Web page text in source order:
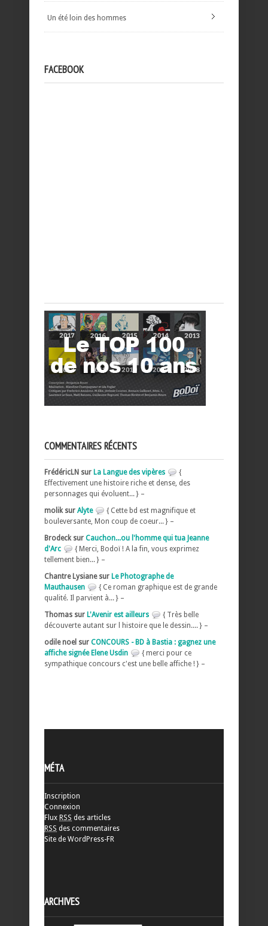
Un été loin des hommes
FACEBOOK
COMMENTAIRES RÉCENTS
FrédéricLN sur La Langue des vipères
{
Effectivement une histoire riche et dense, des
personnages qui évoluent... } –
molik sur Alyte
{ Cette bd est magnifique et
bouleversante, Mon coup de coeur... } –
Brodeck sur Cauchon...ou l'homme qui tua Jeanne
d'Arc
{ Merci, Bodoï ! A la fin, vous exprimez
tellement bien... } –
Chantre Lysiane sur Le Photographe de
Mauthausen
{ Ce roman graphique est de grande
qualité. Il parvient à... } –
Thomas sur L'Avenir est ailleurs
{ Très belle
découverte autant sur l histoire que le dessin.... } –
odile noel sur CONCOURS - BD à Bastia : gagnez une
affiche signée Elene Usdin
{ merci pour ce
sympathique concours c'est une belle affiche ! } –
MÉTA
Inscription
Connexion
Flux RSS des articles
RSS des commentaires
Site de WordPress-FR
ARCHIVES